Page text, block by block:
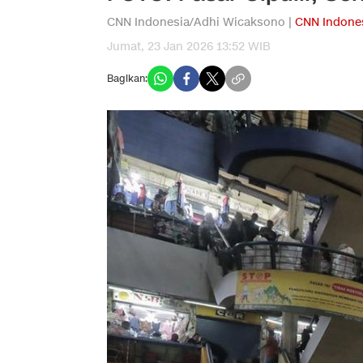
CNN Indonesia/Adhi Wicaksono | CNN
Jumat, 23 Jan 2026 13:52 WIB
Bagikan: